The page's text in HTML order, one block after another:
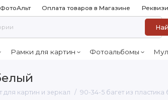
Оплата товаров в Магазине
Рамки для картин Фотоальбомы
для картин и зеркал 90-34-5 багет из пластика